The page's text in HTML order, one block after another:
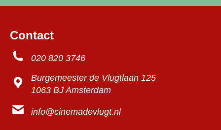
Contact
020 820 3746
Burgemeester de Vlugtlaan 125
1063 BJ Amsterdam
info@cinemadevlugt.nl